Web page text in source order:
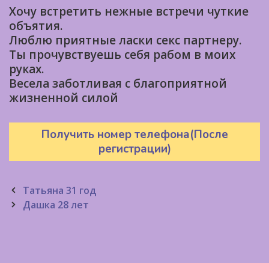
Хочу встретить нежные встречи чуткие
объятия.
Люблю приятные ласки секс партнеру.
Ты прочувствуешь себя рабом в моих
руках.
Bесела заботливая с благоприятной
жизненной силой
Получить номер телефона(После
регистрации)
Post
navigation
Татьяна 31 год
Дашка 28 лет